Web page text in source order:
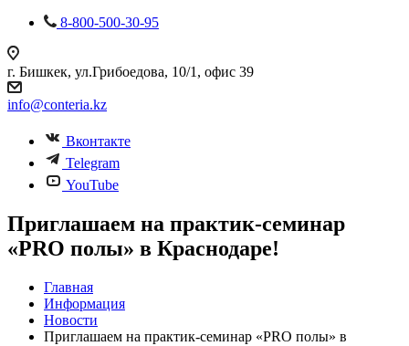
8-800-500-30-95
г. Бишкек, ул.Грибоедова, 10/1, офис 39
info@conteria.kz
Вконтакте
Telegram
YouTube
Приглашаем на практик-семинар
«PRO полы» в Краснодаре!
Главная
Информация
Новости
Приглашаем на практик-семинар «PRO полы» в